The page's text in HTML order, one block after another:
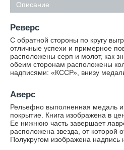
Описание
Реверс
С обратной стороны по кругу
отличные успехи и примерное
расположены серп и молот, как
обеим сторонам расположены
надписями: «КССР», внизу
Аверс
Рельефно выполненная медаль
покрытие. Книга изображена в
Ее нижнюю часть завершает
расположена звезда, от которой
Полукругом изображена надпись